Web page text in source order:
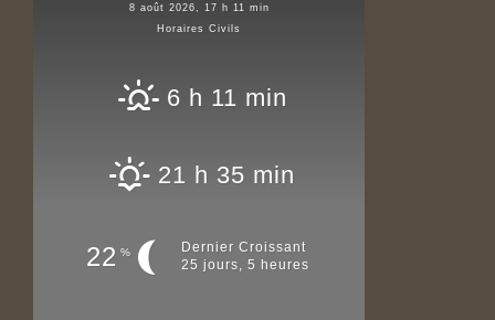
8 août 2026, 17 h 11 min
Horaires Civils
6 h 11 min
21 h 35 min
22 %
Dernier Croissant
25 jours, 5 heures